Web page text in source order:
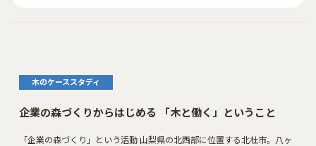
木のケーススタディ
企業の森づくりからはじめる 「木と働く」ということ
「企業の森づくり」という活動 山梨県の北西部に位置する北杜市。八ヶ